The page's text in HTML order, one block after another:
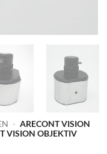
- ARECONT VISION
VISION OBJEKTIV